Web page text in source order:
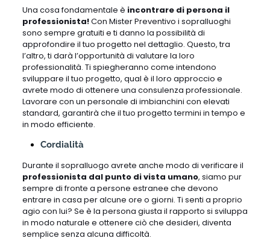
Una cosa fondamentale è incontrare di persona il
professionista!Con Mister Preventivo i sopralluoghi
sono sempre gratuiti e ti danno la possibilità di
approfondire il tuo progetto nel dettaglio. Questo, tra
l’altro, ti darà l’opportunità di valutare la loro
professionalità. Ti spiegheranno come intendono
sviluppare il tuo progetto, qual è il loro approccio e
avrete modo di ottenere una consulenza professionale.
Lavorare con un personale di imbianchini con elevati
standard, garantirà che il tuo progetto termini in tempo e
in modo efficiente.
Cordialità
Durante il sopralluogo avrete anche modo di verificare il
professionista dal punto di vista umano, siamo pur
sempre di fronte a persone estranee che devono
entrare in casa per alcune ore o giorni. Ti senti a proprio
agio con lui? Se è la persona giusta il rapporto si sviluppa
in modo naturale e ottenere ciò che desideri, diventa
semplice senza alcuna difficoltà.